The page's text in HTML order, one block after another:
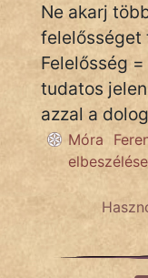
IRODALOM
SZÓLÁS
És
KÖZMONDÁS
ZENE
FILM
Ne akarj
felelősséget
Felelősség
tudatos
azzal a
Móra
elbeszélése